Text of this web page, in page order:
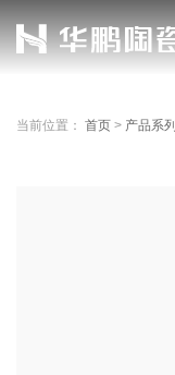
当前位置： 首页 > 产品系列